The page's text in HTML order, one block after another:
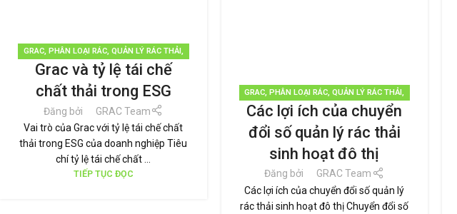
GRAC, PHÂN LOẠI RÁC, QUẢN LÝ RÁC THẢI,
TÁI CHẾ TÁI SỬ DỤNG ,THƯƠNG HIỆU BỀN
Grac và tỷ lệ tái chế
chất thải trong ESG
Đăng bởi
GRAC Team
Vai trò của Grac với tỷ lệ tái chế chất
thải trong ESG của doanh nghiệp Tiêu
chí tỷ lệ tái chế chất ...
TIẾP TỤC ĐỌC
GRAC,PHÂN LOẠI RÁC,QUẢN LÝ RÁC THẢI,
TÁI CHẾ TÁI SỬ DỤNG, TIN TỨC
Các lợi ích của chuyển
đổi số quản lý rác thải
sinh hoạt đô thị
Đăng bởi
GRAC Team
Các lợi ích của chuyển đổi số quản lý
rác thải sinh hoạt đô thị Chuyển đổi số